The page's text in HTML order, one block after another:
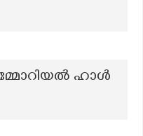
ഹാൾ